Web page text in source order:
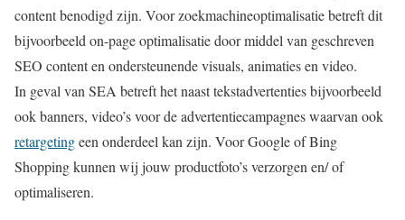
content benodigd zijn. Voor zoekmachineoptimalisatie betreft dit
bijvoorbeeld on-page optimalisatie door middel van geschreven
SEO content en ondersteunende visuals, animaties en video.
In geval van SEA betreft het naast tekstadvertenties bijvoorbeeld
ook banners, video’s voor de advertentiecampagnes waarvan ook
retargetingeen onderdeel kan zijn. Voor Google of Bing
Shopping kunnen wij jouw productfoto’s verzorgen en/ of
optimaliseren.